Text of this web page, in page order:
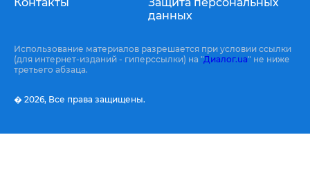
данных
Использование материалов разрешается при условии ссылки
(для интернет-изданий - гиперссылки) на "Диалог.ua" не ниже
третьего абзаца.
� 2026, Все права защищены.